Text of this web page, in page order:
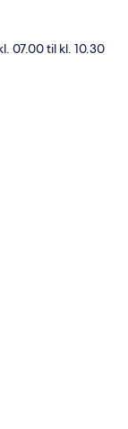
07.00 til kl. 10.30